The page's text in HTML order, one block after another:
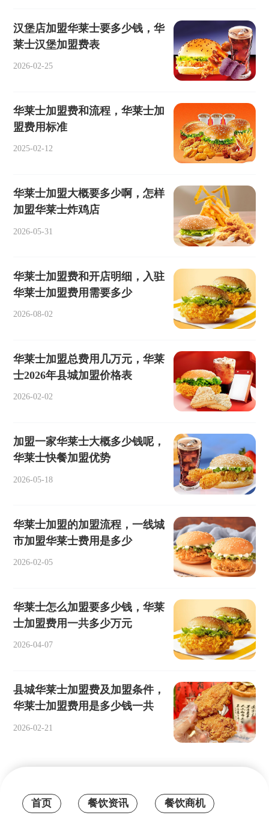
汉堡店加盟华莱士要多少钱，华
莱士汉堡加盟费表
2026-02-25
华莱士加盟费和流程，华莱士加
盟费用标准
2025-02-12
华莱士加盟大概要多少啊，怎样
加盟华莱士炸鸡店
2026-05-31
华莱士加盟费和开店明细，入驻
华莱士加盟费用需要多少
2026-08-02
华莱士加盟总费用几万元，华莱
士2026年县城加盟价格表
2026-02-02
加盟一家华莱士大概多少钱呢，
华莱士快餐加盟优势
2026-05-18
华莱士加盟的加盟流程，一线城
市加盟华莱士费用是多少
2026-02-05
华莱士怎么加盟要多少钱，华莱
士加盟费用一共多少万元
2026-04-07
县城华莱士加盟费及加盟条件，
华莱士加盟费用是多少钱一共
2026-02-21
首页 餐饮资讯 餐饮商机